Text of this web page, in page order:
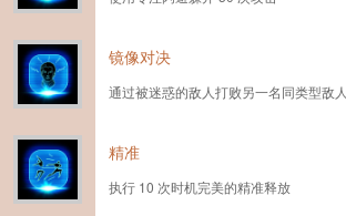
镜像对决
通过被迷惑的敌人打败另一名同类型敌人
精准
执行 10 次时机完美的精准释放